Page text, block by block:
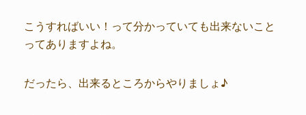
こうすればいい！って分かっていても出来ないこと
ってありますよね。
だったら、出来るところからやりましょ♪